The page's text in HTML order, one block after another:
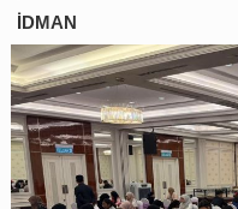
İDMAN